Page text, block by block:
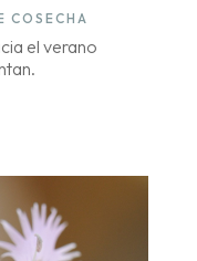
COSECHA
el verano